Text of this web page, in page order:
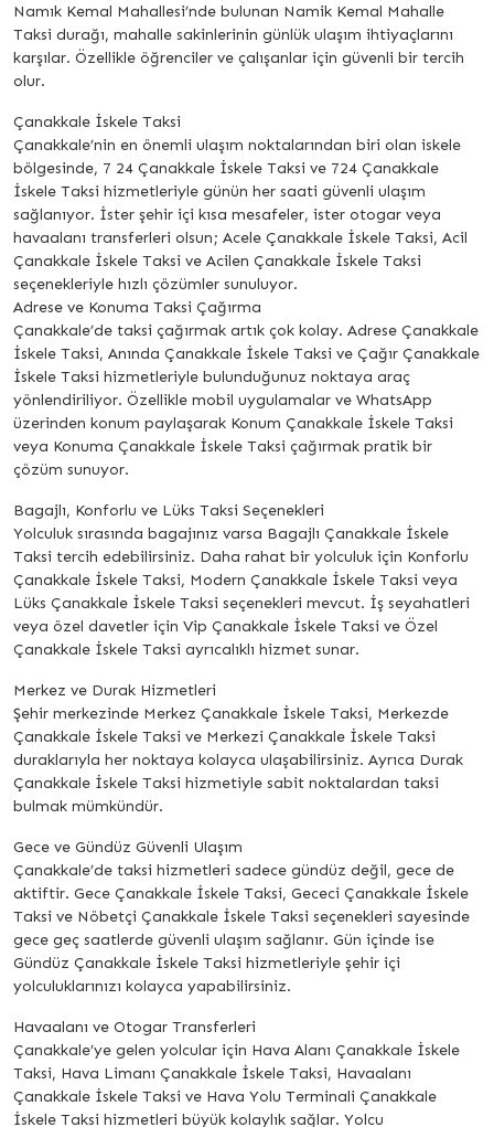
Namık Kemal Mahallesi’nde bulunan Namik Kemal Mahalle
Taksi durağı, mahalle sakinlerinin günlük ulaşım ihtiyaçlarını
karşılar. Özellikle öğrenciler ve çalışanlar için güvenli bir tercih
olur.
Çanakkale İskele Taksi
Çanakkale’nin en önemli ulaşım noktalarından biri olan iskele
bölgesinde, 7 24 Çanakkale İskele Taksi ve 724 Çanakkale
İskele Taksi hizmetleriyle günün her saati güvenli ulaşım
sağlanıyor. İster şehir içi kısa mesafeler, ister otogar veya
havaalanı transferleri olsun; Acele Çanakkale İskele Taksi, Acil
Çanakkale İskele Taksi ve Acilen Çanakkale İskele Taksi
seçenekleriyle hızlı çözümler sunuluyor.
Adrese ve Konuma Taksi Çağırma
Çanakkale’de taksi çağırmak artık çok kolay. Adrese Çanakkale
İskele Taksi, Anında Çanakkale İskele Taksi ve Çağır Çanakkale
İskele Taksi hizmetleriyle bulunduğunuz noktaya araç
yönlendiriliyor. Özellikle mobil uygulamalar ve WhatsApp
üzerinden konum paylaşarak Konum Çanakkale İskele Taksi
veya Konuma Çanakkale İskele Taksi çağırmak pratik bir
çözüm sunuyor.
Bagajlı, Konforlu ve Lüks Taksi Seçenekleri
Yolculuk sırasında bagajınız varsa Bagajlı Çanakkale İskele
Taksi tercih edebilirsiniz. Daha rahat bir yolculuk için Konforlu
Çanakkale İskele Taksi, Modern Çanakkale İskele Taksi veya
Lüks Çanakkale İskele Taksi seçenekleri mevcut. İş seyahatleri
veya özel davetler için Vip Çanakkale İskele Taksi ve Özel
Çanakkale İskele Taksi ayrıcalıklı hizmet sunar.
Merkez ve Durak Hizmetleri
Şehir merkezinde Merkez Çanakkale İskele Taksi, Merkezde
Çanakkale İskele Taksi ve Merkezi Çanakkale İskele Taksi
duraklarıyla her noktaya kolayca ulaşabilirsiniz. Ayrıca Durak
Çanakkale İskele Taksi hizmetiyle sabit noktalardan taksi
bulmak mümkündür.
Gece ve Gündüz Güvenli Ulaşım
Çanakkale’de taksi hizmetleri sadece gündüz değil, gece de
aktiftir. Gece Çanakkale İskele Taksi, Gececi Çanakkale İskele
Taksi ve Nöbetçi Çanakkale İskele Taksi seçenekleri sayesinde
gece geç saatlerde güvenli ulaşım sağlanır. Gün içinde ise
Gündüz Çanakkale İskele Taksi hizmetleriyle şehir içi
yolculuklarınızı kolayca yapabilirsiniz.
Havaalanı ve Otogar Transferleri
Çanakkale’ye gelen yolcular için Hava Alanı Çanakkale İskele
Taksi, Hava Limanı Çanakkale İskele Taksi, Havaalanı
Çanakkale İskele Taksi ve Hava Yolu Terminali Çanakkale
İskele Taksi hizmetleri büyük kolaylık sağlar. Yolcu